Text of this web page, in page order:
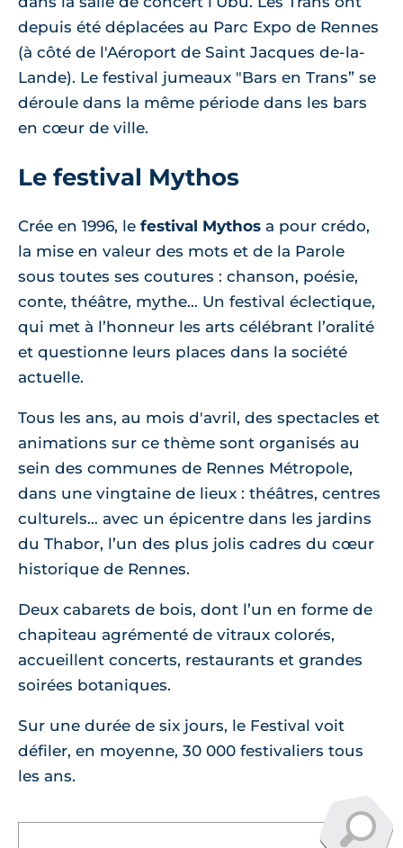
depuis été déplacées au Parc Expo de Rennes
(à côté de l'Aéroport de Saint Jacques de-la-
Lande). Le festival jumeaux "Bars en Trans” se
déroule dans la même période dans les bars
en cœur de ville.
Le festival Mythos
Crée en 1996, le festival Mythos a pour crédo,
la mise en valeur des mots et de la Parole
sous toutes ses coutures : chanson, poésie,
conte, théâtre, mythe… Un festival éclectique,
qui met à l’honneur les arts célébrant l’oralité
et questionne leurs places dans la société
actuelle.
Tous les ans, au mois d'avril, des spectacles et
animations sur ce thème sont organisés au
sein des communes de Rennes Métropole,
dans une vingtaine de lieux : théâtres, centres
culturels… avec un épicentre dans les jardins
du Thabor, l’un des plus jolis cadres du cœur
historique de Rennes.
Deux cabarets de bois, dont l’un en forme de
chapiteau agrémenté de vitraux colorés,
accueillent concerts, restaurants et grandes
soirées botaniques.
Sur une durée de six jours, le Festival voit
défiler, en moyenne, 30 000 festivaliers tous
les ans.